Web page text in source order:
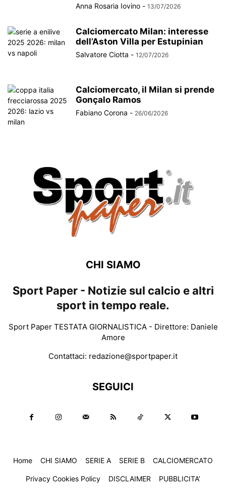
Anna Rosaria Iovino - 13/07/2026
Calciomercato Milan: interesse
dell’Aston Villa per Estupinian
Salvatore Ciotta - 12/07/2026
Calciomercato, il Milan si prende
Gonçalo Ramos
Fabiano Corona - 26/06/2026
CHI SIAMO
Sport Paper - Notizie sul calcio e altri
sport in tempo reale.
Sport Paper TESTATA GIORNALISTICA - Direttore: Daniele
Amore
Contattaci: redazione@sportpaper.it
SEGUICI
Home CHI SIAMO SERIE A SERIE B CALCIOMERCATO
Privacy Cookies Policy DISCLAIMER PUBBLICITA’